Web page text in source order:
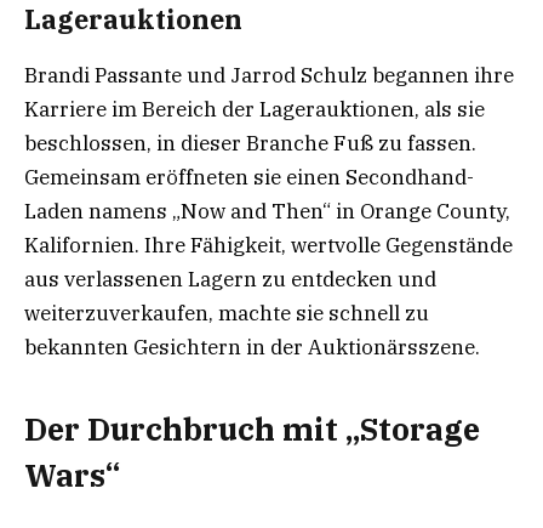
Lagerauktionen
Brandi Passante und Jarrod Schulz begannen ihre
Karriere im Bereich der Lagerauktionen, als sie
beschlossen, in dieser Branche Fuß zu fassen.
Gemeinsam eröffneten sie einen Secondhand-
Laden namens „Now and Then“ in Orange County,
Kalifornien. Ihre Fähigkeit, wertvolle Gegenstände
aus verlassenen Lagern zu entdecken und
weiterzuverkaufen, machte sie schnell zu
bekannten Gesichtern in der Auktionärsszene.
Der Durchbruch mit „Storage
Wars“